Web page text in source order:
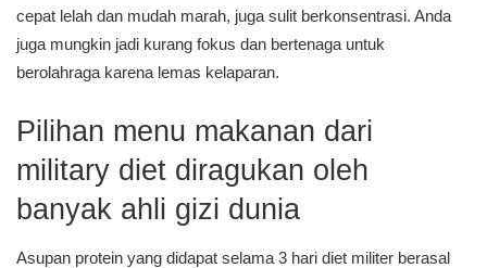
cepat lelah dan mudah marah, juga sulit berkonsentrasi. Anda
juga mungkin jadi kurang fokus dan bertenaga untuk
berolahraga karena lemas kelaparan.
Pilihan menu makanan dari
military diet diragukan oleh
banyak ahli gizi dunia
Asupan protein yang didapat selama 3 hari diet militer berasal